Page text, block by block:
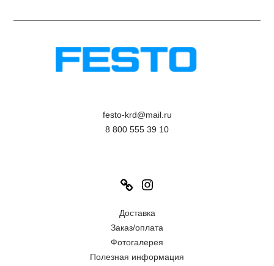
festo-krd@mail.ru
8 800 555 39 10
Link
Доставка
Заказ/оплата
Фотогалерея
Полезная информация